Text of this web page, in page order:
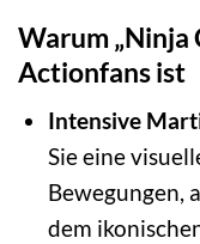
Warum „Ninja
Actionfans ist
Intensive
Sie eine
Bewegungen,
dem